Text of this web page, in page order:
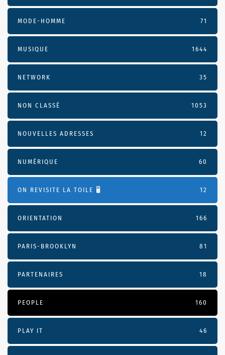
MODE-HOMME 71
MUSIQUE 1644
NETWORK 35
NON CLASSÉ 1053
NOUVELLES ADRESSES 12
NUMÉRIQUE 60
ON REVISITE LA TOILE 🖥️ 12
ORIENTATION 166
PARIS-BROOKLYN 81
PARTENAIRES 18
PEOPLE 160
PLAY IT 46